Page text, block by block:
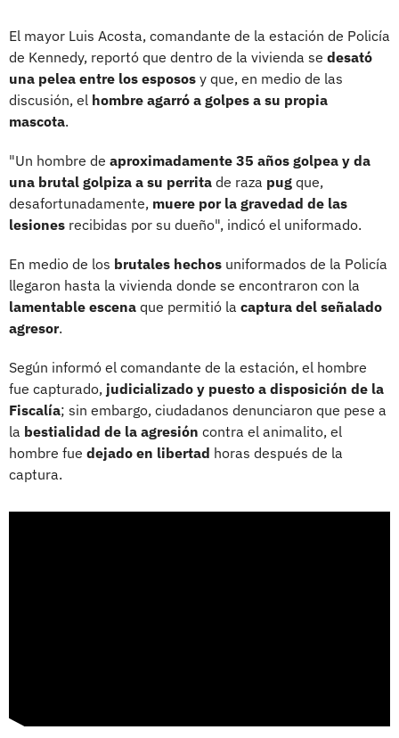
El mayor Luis Acosta, comandante de la estación de Policía
de Kennedy, reportó que dentro de la vivienda se desató
una pelea entre los esposos y que, en medio de las
discusión, el hombre agarró a golpes a su propia
mascota.
"Un hombre de aproximadamente 35 años golpea y da
una brutal golpiza a su perrita de raza pug que,
desafortunadamente, muere por la gravedad de las
lesiones recibidas por su dueño", indicó el uniformado.
En medio de los brutales hechos uniformados de la Policía
llegaron hasta la vivienda donde se encontraron con la
lamentable escena que permitió la captura del señalado
agresor.
Según informó el comandante de la estación, el hombre
fue capturado, judicializado y puesto a disposición de la
Fiscalía; sin embargo, ciudadanos denunciaron que pese a
la bestialidad de la agresión contra el animalito, el
hombre fue dejado en libertad horas después de la
captura.